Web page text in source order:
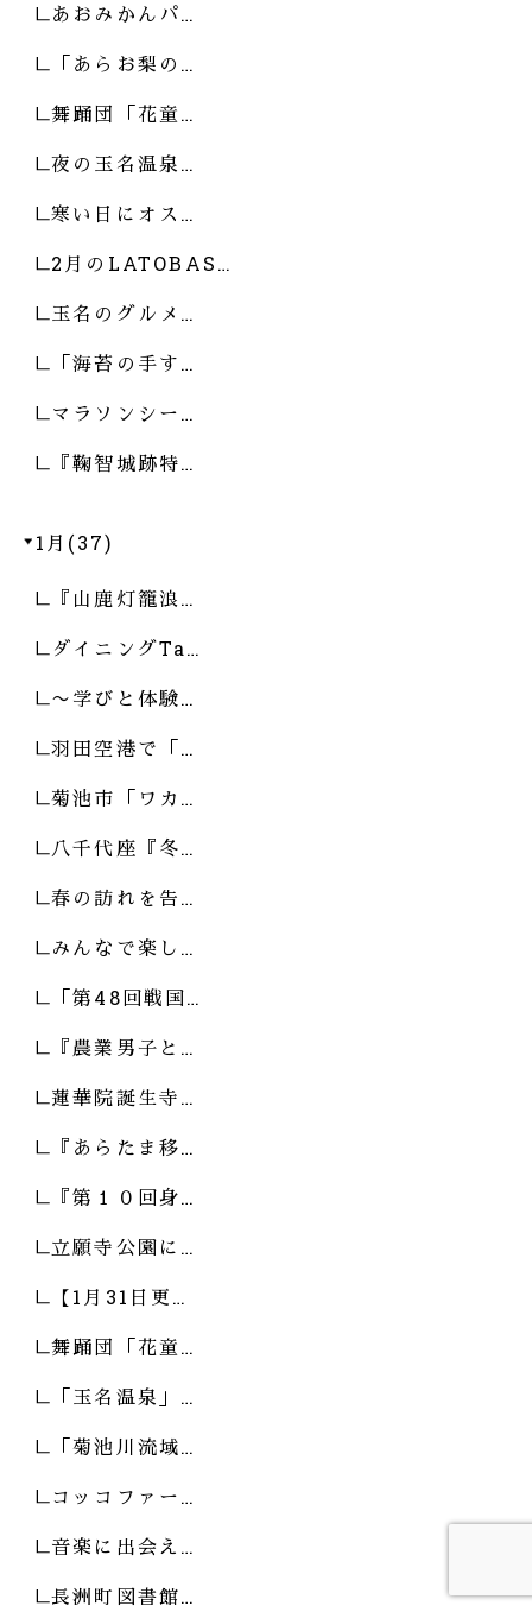
あおみかんパ…
「あらお梨の…
舞踊団「花童…
夜の玉名温泉…
寒い日にオス…
2月のLATOBAS…
玉名のグルメ…
「海苔の手す…
マラソンシー…
『鞠智城跡特…
1月(37)
『山鹿灯籠浪…
ダイニングTa…
〜学びと体験…
羽田空港で「…
菊池市「ワカ…
八千代座『冬…
春の訪れを告…
みんなで楽し…
「第48回戦国…
『農業男子と…
蓮華院誕生寺…
『あらたま移…
『第１０回身…
立願寺公園に…
【1月31日更…
舞踊団「花童…
「玉名温泉」…
「菊池川流域…
コッコファー…
音楽に出会え…
長洲町図書館…